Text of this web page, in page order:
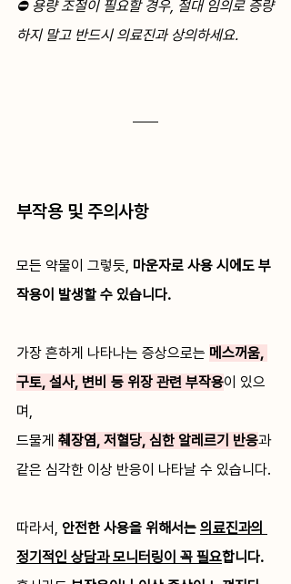
⛔️ 용량 조절이 필요할 경우, 절대 임의로 증량
하지 말고 반드시 의료진과 상의하세요.
부작용 및 주의사항
모든 약물이 그렇듯, 마운자로 사용 시에도 부
작용이 발생할 수 있습니다.
가장 흔하게 나타나는 증상으로는 메스꺼움,
구토, 설사, 변비 등 위장 관련 부작용이 있으
며,
드물게 췌장염, 저혈당, 심한 알레르기 반응과
같은 심각한 이상 반응이 나타날 수 있습니다.
따라서, 안전한 사용을 위해서는 의료진과의
정기적인 상담과 모니터링이 꼭 필요합니다.